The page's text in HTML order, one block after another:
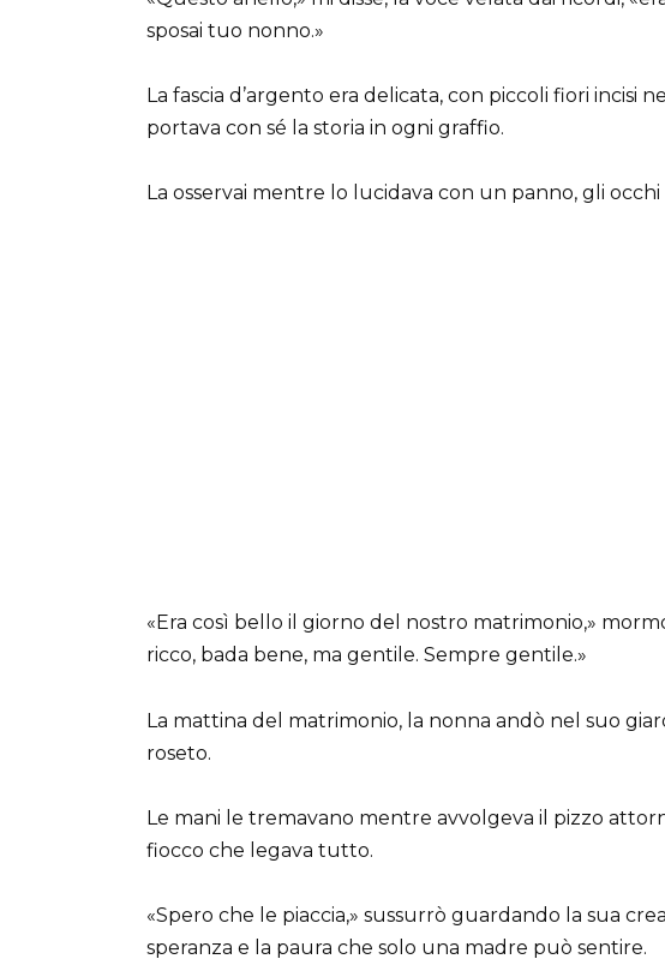
sposai tuo nonno.»
La fascia d’argento era delicata, con piccoli fiori incisi
portava con sé la storia in ogni graffio.
La osservai mentre lo lucidava con un panno, gli
«Era così bello il giorno del nostro matrimonio,»
ricco, bada bene, ma gentile. Sempre gentile.»
La mattina del matrimonio, la nonna andò nel suo
roseto.
Le mani le tremavano mentre avvolgeva il pizzo
fiocco che legava tutto.
«Spero che le piaccia,» sussurrò guardando la sua
speranza e la paura che solo una madre può sentire.